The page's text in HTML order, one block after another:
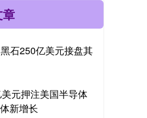
石250亿美元接盘其
元押注美国半导体
新增长